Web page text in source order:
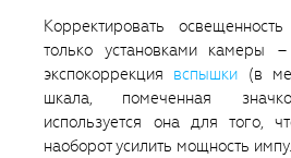
Корректировать
только установками камеры –
экспокоррекция вспышки (в
шкала, помеченная
используется она для того,
наоборот усилить мощность